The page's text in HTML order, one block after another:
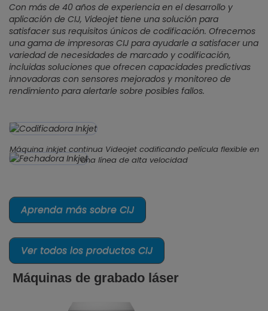
Con más de 40 años de experiencia en el desarrollo y
aplicación de CIJ, Videojet tiene una solución para
satisfacer sus requisitos únicos de codificación. Ofrecemos
una gama de impresoras CIJ para ayudarle a satisfacer una
variedad de necesidades de marcado y codificación,
incluidas soluciones que ofrecen capacidades predictivas
innovadoras con sensores mejorados y monitoreo de
rendimiento para alertarle sobre posibles fallos.
Máquina inkjet continua Videojet codificando película flexible en
una línea de alta velocidad
Aprenda más sobre CIJ
Ver todos los productos CIJ
Máquinas de grabado láser